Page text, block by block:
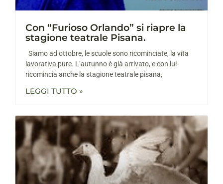
Con “Furioso Orlando” si riapre la
stagione teatrale Pisana.
Siamo ad ottobre, le scuole sono ricominciate, la vita
lavorativa pure. L’autunno è già arrivato, e con lui
ricomincia anche la stagione teatrale pisana,
LEGGI TUTTO »